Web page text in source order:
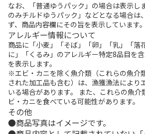
なお、「普通ゆうパック」の場合は表示し
のみチルドゆうパック」などとなる場合は
ず、商品内容欄にその旨を表示しています。
アレルギー情報について
商品に「小麦」「そば」「卵」「乳」「落
に」「くるみ」のアレルギー特定8品目を
を表示します。
※エビ・カニを除く魚介類（これらの魚介
された加工品も含む）は、漁獲漁法により
いる場合があります。 また、これらの魚介
ビ・カニを食べている可能性があります。
その他
商品写真はイメージです。